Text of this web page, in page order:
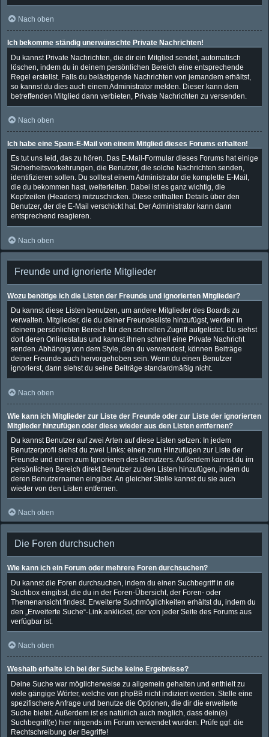
Nach oben
Ich bekomme ständig unerwünschte Private Nachrichten!
Du kannst Private Nachrichten, die dir ein Mitglied sendet, automatisch
löschen, indem du in deinem persönlichen Bereich eine entsprechende
Regel erstellst. Falls du belästigende Nachrichten von jemandem erhältst,
so kannst du dies auch einem Administrator melden. Dieser kann dem
betreffenden Mitglied dann verbieten, Private Nachrichten zu versenden.
Nach oben
Ich habe eine Spam-E-Mail von einem Mitglied dieses Forums erhalten!
Es tut uns leid, das zu hören. Das E-Mail-Formular dieses Forums hat einige
Sicherheitsvorkehrungen, die Benutzer, die solche Nachrichten senden,
identifizieren sollen. Du solltest einem Administrator die komplette E-Mail,
die du bekommen hast, weiterleiten. Dabei ist es ganz wichtig, die
Kopfzeilen (Headers) mitzuschicken. Diese enthalten Details über den
Benutzer, der die E-Mail verschickt hat. Der Administrator kann dann
entsprechend reagieren.
Nach oben
Freunde und ignorierte Mitglieder
Wozu benötige ich die Listen der Freunde und ignorierten Mitglieder?
Du kannst diese Listen benutzen, um andere Mitglieder des Boards zu
verwalten. Mitglieder, die du deiner Freundesliste hinzufügst, werden in
deinem persönlichen Bereich für den schnellen Zugriff aufgelistet. Du siehst
dort deren Onlinestatus und kannst ihnen schnell eine Private Nachricht
senden. Abhängig von dem Style, den du verwendest, können Beiträge
deiner Freunde auch hervorgehoben sein. Wenn du einen Benutzer
ignorierst, dann siehst du seine Beiträge standardmäßig nicht.
Nach oben
Wie kann ich Mitglieder zur Liste der Freunde oder zur Liste der ignorierten
Mitglieder hinzufügen oder diese wieder aus den Listen entfernen?
Du kannst Benutzer auf zwei Arten auf diese Listen setzen: In jedem
Benutzerprofil siehst du zwei Links: einen zum Hinzufügen zur Liste der
Freunde und einen zum Ignorieren des Benutzers. Außerdem kannst du im
persönlichen Bereich direkt Benutzer zu den Listen hinzufügen, indem du
deren Benutzernamen eingibst. An gleicher Stelle kannst du sie auch
wieder von den Listen entfernen.
Nach oben
Die Foren durchsuchen
Wie kann ich ein Forum oder mehrere Foren durchsuchen?
Du kannst die Foren durchsuchen, indem du einen Suchbegriff in die
Suchbox eingibst, die du in der Foren-Übersicht, der Foren- oder
Themenansicht findest. Erweiterte Suchmöglichkeiten erhältst du, indem du
den „Erweiterte Suche“-Link anklickst, der von jeder Seite des Forums aus
verfügbar ist.
Nach oben
Weshalb erhalte ich bei der Suche keine Ergebnisse?
Deine Suche war möglicherweise zu allgemein gehalten und enthielt zu
viele gängige Wörter, welche von phpBB nicht indiziert werden. Stelle eine
spezifischere Anfrage und benutze die Optionen, die dir die erweiterte
Suche bietet. Außerdem ist es natürlich auch möglich, dass dein(e)
Suchbegriff(e) hier nirgends im Forum verwendet wurden. Prüfe ggf. die
Rechtschreibung der Begriffe!